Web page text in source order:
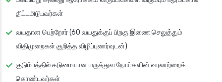
திட்டமிடுபவர்கள்
வயதான பெற்றோர் (60 வயதுக்குப் பிறகு இணை செலுத்தும்
விதிமுறைகள் குறித்த விழிப்புணர்வுடன்)
குடும்பத்தில் கடுமையான மருத்துவ நோய்களின் வரலாற்றைக்
கொண்டவர்கள்